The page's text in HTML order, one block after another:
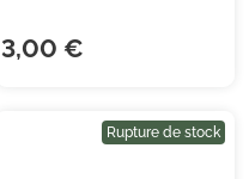
3,00 €
Rupture de stock